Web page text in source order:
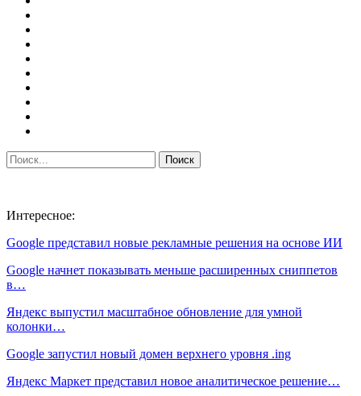
Интересное:
Google представил новые рекламные решения на основе ИИ
Google начнет показывать меньше расширенных сниппетов
в…
Яндекс выпустил масштабное обновление для умной
колонки…
Google запустил новый домен верхнего уровня .ing
Яндекс Маркет представил новое аналитическое решение…